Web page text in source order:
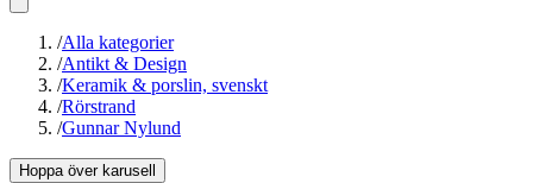
/Alla kategorier
/Antikt & Design
/Keramik & porslin, svenskt
/Rörstrand
/Gunnar Nylund
Hoppa över karusell